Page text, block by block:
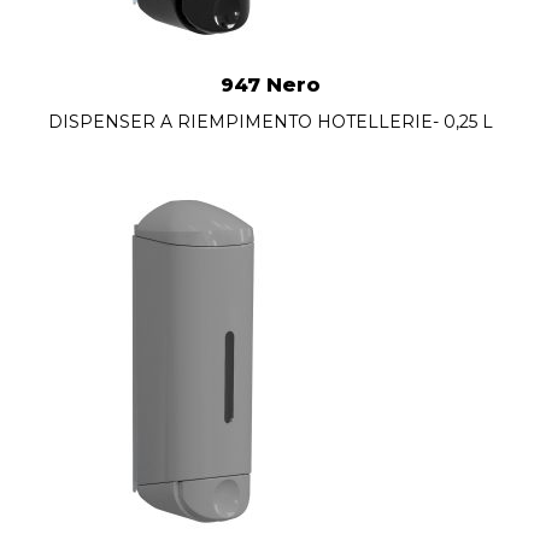
947 Nero
DISPENSER A RIEMPIMENTO HOTELLERIE- 0,25 L